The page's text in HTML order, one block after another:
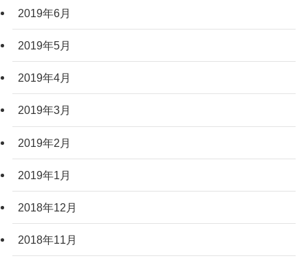
2019年6月
2019年5月
2019年4月
2019年3月
2019年2月
2019年1月
2018年12月
2018年11月